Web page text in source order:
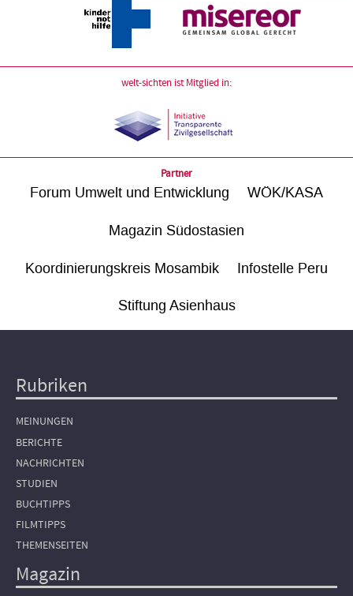
welt-sichten ist Mitglied in:
Partner
Forum Umwelt und Entwicklung WÖK/KASA
Magazin Südostasien
Koordinierungskreis Mosambik Infostelle Peru
Stiftung Asienhaus
Hauptnavigation
Rubriken
MEINUNGEN
BERICHTE
NACHRICHTEN
STUDIEN
BUCHTIPPS
FILMTIPPS
THEMENSEITEN
Magazin